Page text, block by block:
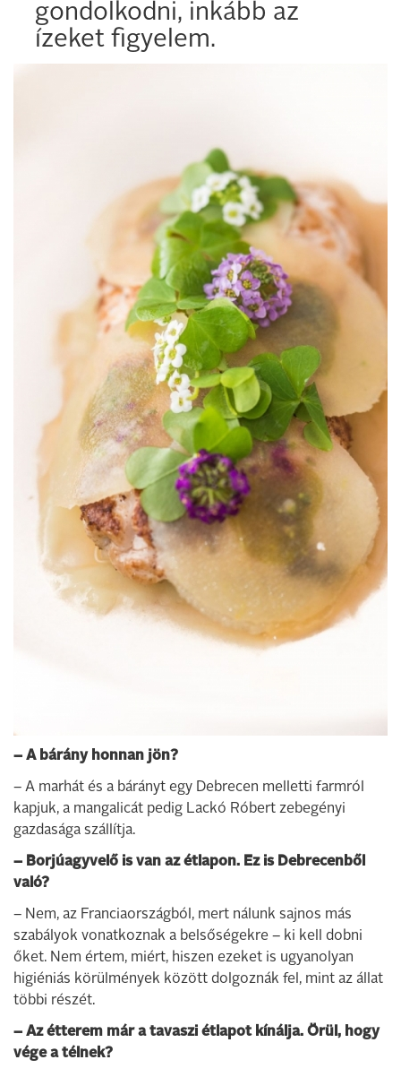
gondolkodni, inkább az
ízeket figyelem.
– A bárány honnan jön?
– A marhát és a bárányt egy Debrecen melletti farmról
kapjuk, a mangalicát pedig Lackó Róbert zebegényi
gazdasága szállítja.
– Borjúagyvelő is van az étlapon. Ez is Debrecenből
való?
– Nem, az Franciaországból, mert nálunk sajnos más
szabályok vonatkoznak a belsőségekre – ki kell dobni
őket. Nem értem, miért, hiszen ezeket is ugyanolyan
higiéniás körülmények között dolgoznák fel, mint az állat
többi részét.
– Az étterem már a tavaszi étlapot kínálja. Örül, hogy
vége a télnek?